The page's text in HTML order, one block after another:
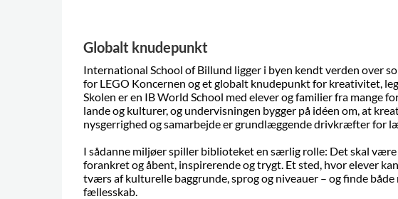
Globalt knudepunkt
International School of Billund ligger i byen kendt verden over
for LEGO Koncernen og et globalt knudepunkt for kreativitet,
Skolen er en IB World School med elever og familier fra mange
lande og kulturer, og undervisningen bygger på idéen om, at
nysgerrighed og samarbejde er grundlæggende drivkræfter for
I sådanne miljøer spiller biblioteket en særlig rolle: Det skal
forankret og åbent, inspirerende og trygt. Et sted, hvor elever
tværs af kulturelle baggrunde, sprog og niveauer – og finde både
fællesskab.